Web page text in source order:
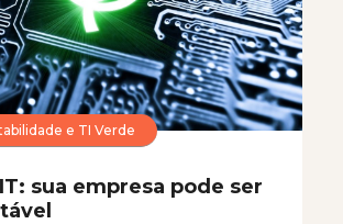
e TI Verde
sua empresa pode ser